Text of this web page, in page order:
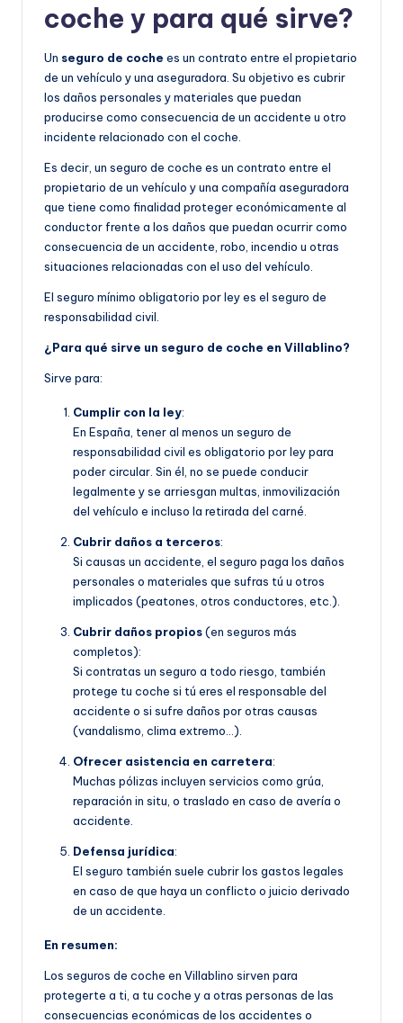
coche y para qué sirve?
Un seguro de coche es un contrato entre el propietario
de un vehículo y una aseguradora. Su objetivo es cubrir
los daños personales y materiales que puedan
producirse como consecuencia de un accidente u otro
incidente relacionado con el coche.
Es decir, un seguro de coche es un contrato entre el
propietario de un vehículo y una compañía aseguradora
que tiene como finalidad proteger económicamente al
conductor frente a los daños que puedan ocurrir como
consecuencia de un accidente, robo, incendio u otras
situaciones relacionadas con el uso del vehículo.
El seguro mínimo obligatorio por ley es el seguro de
responsabilidad civil.
¿Para qué sirve un seguro de coche en Villablino?
Sirve para:
Cumplir con la ley:
En España, tener al menos un seguro de
responsabilidad civil es obligatorio por ley para
poder circular. Sin él, no se puede conducir
legalmente y se arriesgan multas, inmovilización
del vehículo e incluso la retirada del carné.
Cubrir daños a terceros:
Si causas un accidente, el seguro paga los daños
personales o materiales que sufras tú u otros
implicados (peatones, otros conductores, etc.).
Cubrir daños propios(en seguros más
completos):
Si contratas un seguro a todo riesgo, también
protege tu coche si tú eres el responsable del
accidente o si sufre daños por otras causas
(vandalismo, clima extremo…).
Ofrecer asistencia en carretera:
Muchas pólizas incluyen servicios como grúa,
reparación in situ, o traslado en caso de avería o
accidente.
Defensa jurídica:
El seguro también suele cubrir los gastos legales
en caso de que haya un conflicto o juicio derivado
de un accidente.
En resumen:
Los seguros de coche en Villablino sirven para
protegerte a ti, a tu coche y a otras personas de las
consecuencias económicas de los accidentes o